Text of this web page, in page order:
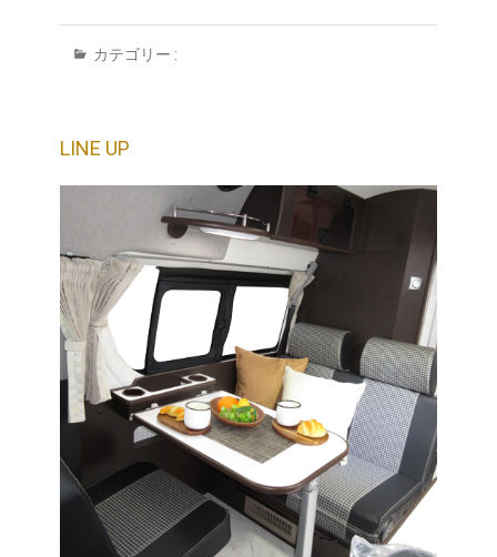
カテゴリー :
LINE UP